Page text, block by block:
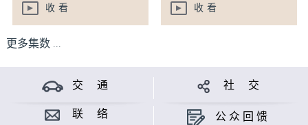
收看 收看
更多集数 ...
交 通 社 交
联 络 公众回馈